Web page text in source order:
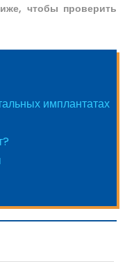
чтобы проверить
имплантатах